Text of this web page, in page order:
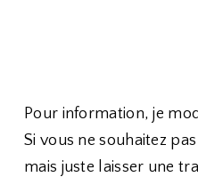
Pour information, je
Si vous ne souhaitez
mais juste laisser une